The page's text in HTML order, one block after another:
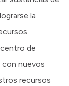
la
de
con nuevos
recursos